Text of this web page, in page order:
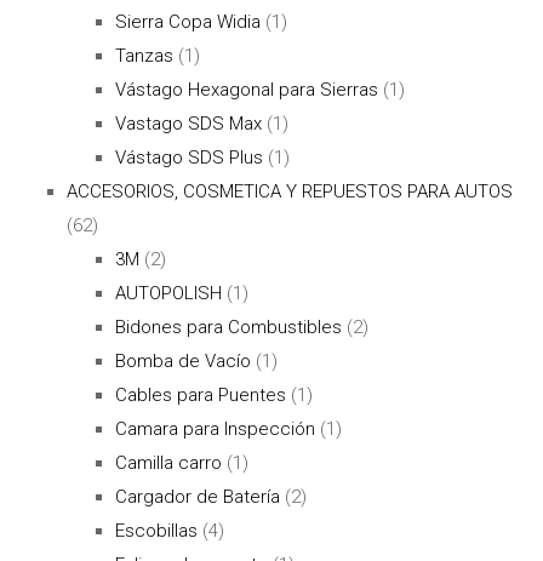
Sierra Copa Widia (1)
Tanzas (1)
Vástago Hexagonal para Sierras (1)
Vastago SDS Max (1)
Vástago SDS Plus (1)
ACCESORIOS, COSMETICA Y REPUESTOS PARA AUTOS
(62)
3M (2)
AUTOPOLISH (1)
Bidones para Combustibles (2)
Bomba de Vacío (1)
Cables para Puentes (1)
Camara para Inspección (1)
Camilla carro (1)
Cargador de Batería (2)
Escobillas (4)